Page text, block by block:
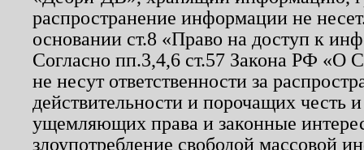
распространение информации не
основании ст.8 «Право на доступ к
Согласно пп.3,4,6 ст.57 Закона РФ «О
не несут ответственности за
действительности и порочащих честь
ущемляющих права и законные
злоупотребление свободой массовой